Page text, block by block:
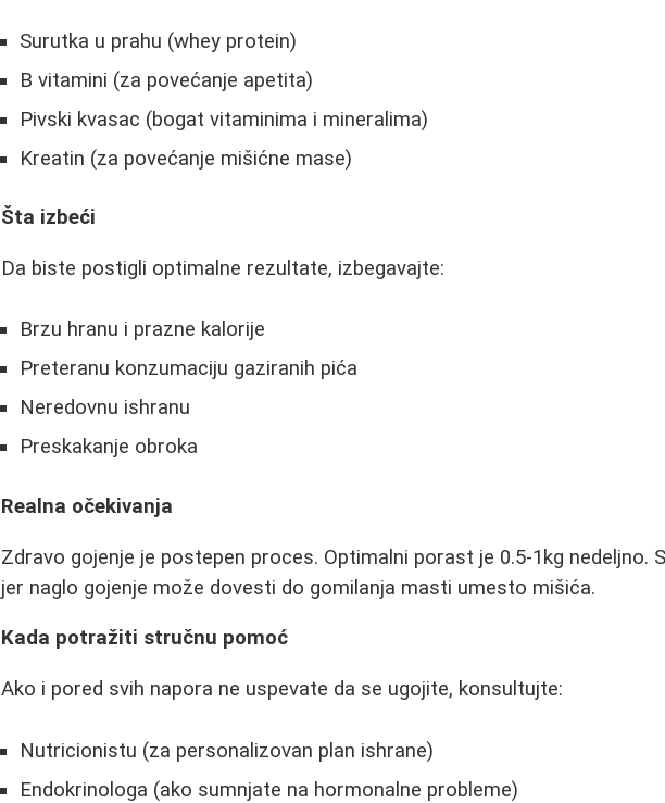
Surutka u prahu (whey protein)
B vitamini (za povećanje apetita)
Pivski kvasac (bogat vitaminima i mineralima)
Kreatin (za povećanje mišićne mase)
Šta izbeći
Da biste postigli optimalne rezultate, izbegavajte:
Brzu hranu i prazne kalorije
Preteranu konzumaciju gaziranih pića
Neredovnu ishranu
Preskakanje obroka
Realna očekivanja
Zdravo gojenje je postepen proces. Optimalni porast je 0.5-1kg nedeljno.
jer naglo gojenje može dovesti do gomilanja masti umesto mišića.
Kada potražiti stručnu pomoć
Ako i pored svih napora ne uspevate da se ugojite, konsultujte:
Nutricionistu (za personalizovan plan ishrane)
Endokrinologa (ako sumnjate na hormonalne probleme)